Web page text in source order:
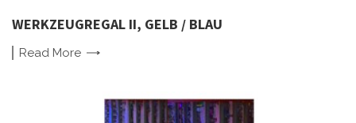
WERKZEUGREGAL II, GELB / BLAU
Read More